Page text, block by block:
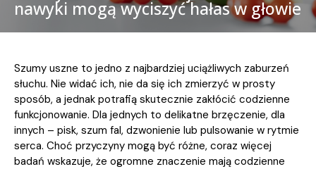
nawyki mogą wyciszyć hałas w głowie
Szumy uszne to jedno z najbardziej uciążliwych zaburzeń
słuchu. Nie widać ich, nie da się ich zmierzyć w prosty
sposób, a jednak potrafią skutecznie zakłócić codzienne
funkcjonowanie. Dla jednych to delikatne brzęczenie, dla
innych – pisk, szum fal, dzwonienie lub pulsowanie w rytmie
serca. Choć przyczyny mogą być różne, coraz więcej
badań wskazuje, że ogromne znaczenie mają codzienne